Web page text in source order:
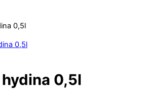
0,5l
hydina 0,5l